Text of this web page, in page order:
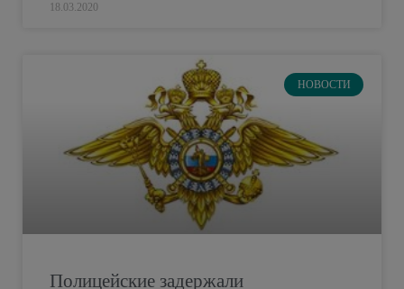
18.03.2020
НОВОСТИ
Полицейские задержали